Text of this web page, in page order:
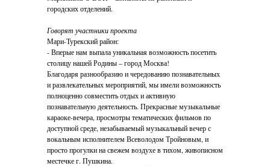
городских отделений.
Говорят участники проекта
Мари-Турекский район:
- Вперые нам выпала уникальная возможность посетить
столицу нашей Родины – город Москва!
Благодаря разнообразию и чередованию познавательных
и развлекательных мероприятий, мы имели возможность
полноценно совместить отдых и активную
познавательную деятельность. Прекрасные музыкальные
караоке-вечера, просмотры тематических фильмов по
доступной среде, незабываемый музыкальный вечер с
вокальным исполнителем Всеволодом Тройновым, и
просто прогулки на свежем воздухе в тихом, живописном
местечке г. Пушкина.